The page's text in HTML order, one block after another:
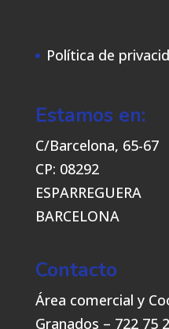
Política de
Estamos en:
C/Barcelona, 65-67
CP: 08292
ESPARREGUERA
BARCELONA
Contacto
Área comercial y
Granados – 722 75